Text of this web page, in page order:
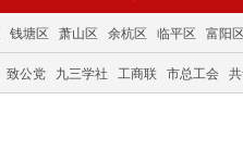
钱塘区 萧山区 余杭区 临平区 富阳
致公党 九三学社 工商联 市总工会